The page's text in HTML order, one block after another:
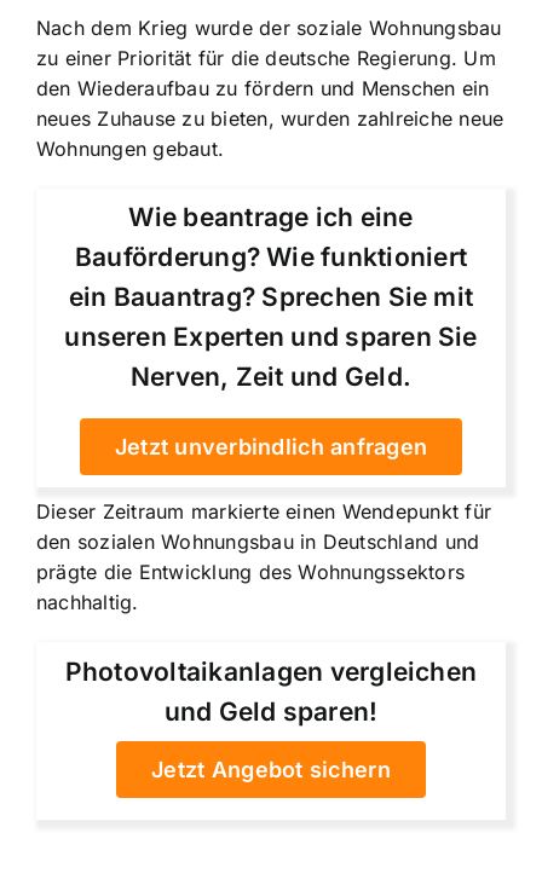
Nach dem Krieg wurde der soziale Wohnungsbau
zu einer Priorität für die deutsche Regierung. Um
den Wiederaufbau zu fördern und Menschen ein
neues Zuhause zu bieten, wurden zahlreiche neue
Wohnungen gebaut.
Wie beantrage ich eine
Bauförderung? Wie funktioniert
ein Bauantrag? Sprechen Sie mit
unseren Experten und sparen Sie
Nerven, Zeit und Geld.
Jetzt unverbindlich anfragen
Dieser Zeitraum markierte einen Wendepunkt für
den sozialen Wohnungsbau in Deutschland und
prägte die Entwicklung des Wohnungssektors
nachhaltig.
Photovoltaikanlagen vergleichen
und Geld sparen!
Jetzt Angebot sichern